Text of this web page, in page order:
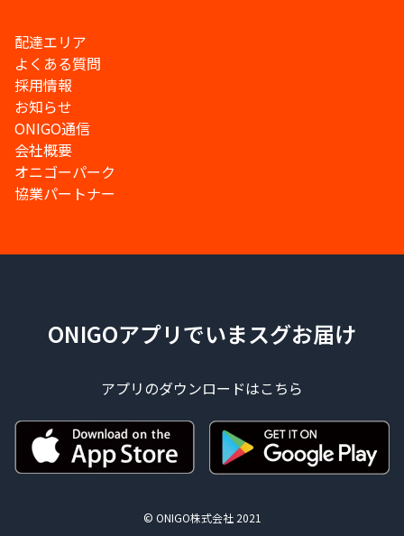
配達エリア
よくある質問
採用情報
お知らせ
ONIGO通信
会社概要
オニゴーパーク
協業パートナー
ONIGOアプリでいまスグお届け
アプリのダウンロードはこちら
© ONIGO株式会社 2021